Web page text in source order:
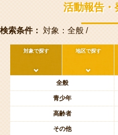
活動報告・
検索条件： 対象：全般 /
対象で探す 地区で探す
全般
青少年
高齢者
その他